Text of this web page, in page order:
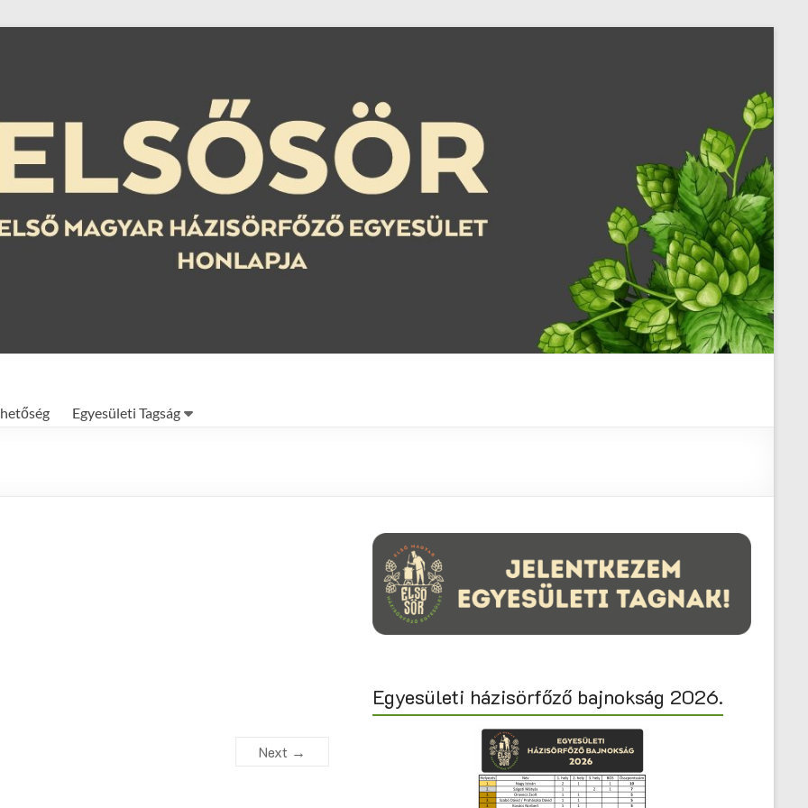
Egyesületi Tagság
Next →
Egyesületi házisörfőző bajnokság 2026.